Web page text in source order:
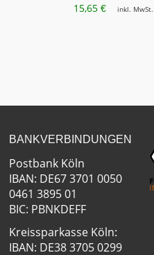
15,65€ inkl. MwSt.
BANKVERBINDUNGEN
Postbank Köln
IBAN: DE67 3701 0050
0461 3895 01
BIC: PBNKDEFF
Kreissparkasse Köln:
IBAN: DE38 3705 0299